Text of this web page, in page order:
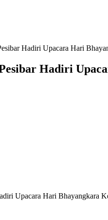
Hadiri Upacara Hari
Hadiri
Upacara Hari Bhayangkara